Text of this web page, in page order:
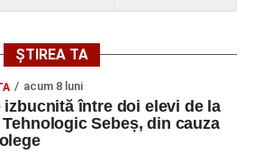
ȘTIREA TA
acum 8 luni
izbucnită între doi elevi de la
Sebeș, din cauza